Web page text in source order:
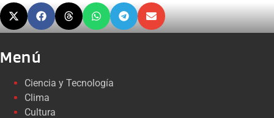
Menú
Ciencia y Tecnología
Clima
Cultura